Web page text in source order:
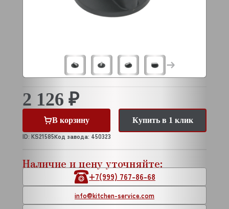
2 126 ₽
В корзину
Купить в 1 клик
ID: KS21585Код завода: 450323
Наличие и цену уточняйте:
+7(999) 767-86-68
info@kitchen-service.com